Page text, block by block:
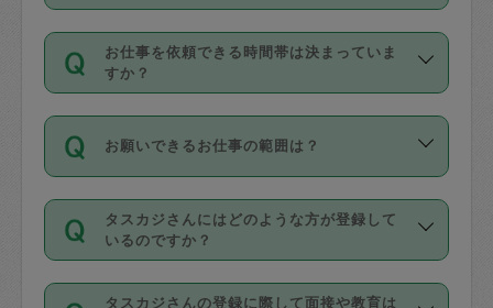
ル登録時にはご入力いただかなくても大
丈夫です。
デビットカード・プリペイドカード（Vプ
リカ、au WALLETなど）は支払にはご利
銀行振込や現金払いも対応していませ
なお、タスカジさんの交通費も、依頼料
金のご請求と合わせてお支払いとなりま
動計算で表示されます。
ポット」よりお得な料金でご利用できま
す。
定期の最低利用回数は設けていない代わ
りに、一定数を超えたキャンセルは有償
（例：毎週定期の場合は３回以上のキャ
ンセルが有償（1200円、隔週定期の場合
は２回以上のキャンセルが有償（1200
交通費は依頼料金とは別途発生し、依頼
料金のご請求と合わせてお支払いとなり
ます。交通費の金額は「依頼の詳細」に
お仕事を依頼できる時間帯は決まっていま
すか？
時間帯は3種類あります。いずれも１回あ
たり３時間です。
・ＡＭ ９時～１２時
・ＰＭ １３時～１６時
・夜 １８時～２１時
お願いできるお仕事の範囲は？
掃除、整理収納、洗濯、買い物、料理、
作り置きです。タスカジさんによってで
きる仕事の範囲が異なりますので、依頼
する前にタスカジさんのプロフィールで
タスカジさんにはどのような方が登録して
いるのですか？
主婦として長年の家事経験をお持ちの
タスカジさんの登録に際して面接や教育は